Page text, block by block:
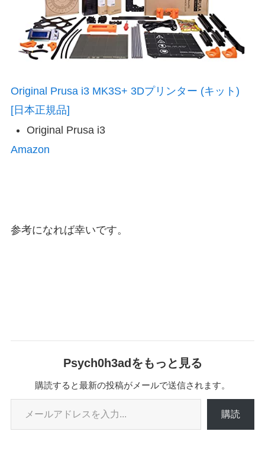
Original Prusa i3 MK3S+ 3Dプリンター (キット)
[日本正規品]
Original Prusa i3
Amazon
参考になれば幸いです。
Psych0h3adをもっと見る
購読すると最新の投稿がメールで送信されます。
メールアドレスを入力...
購読